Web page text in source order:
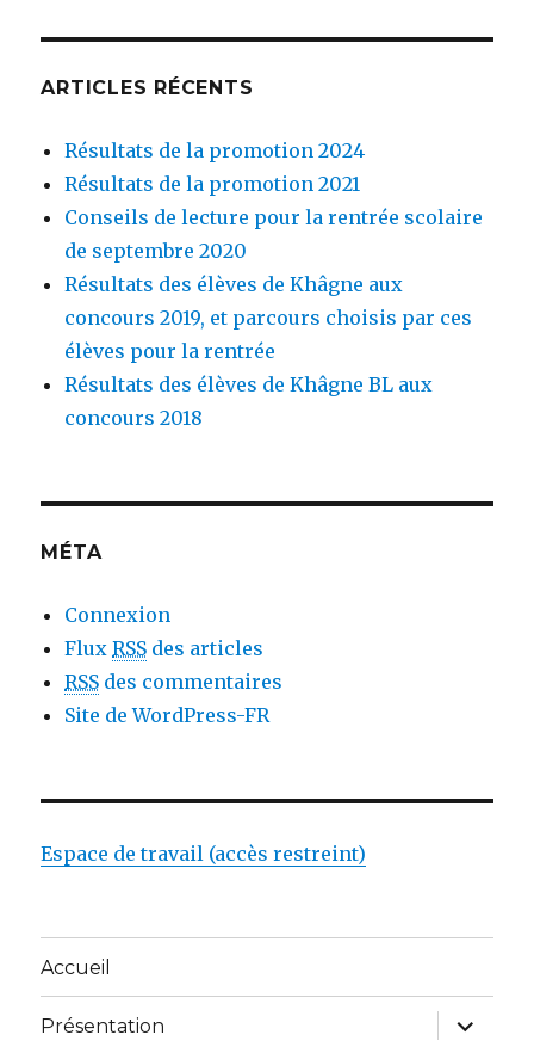
ARTICLES RÉCENTS
Résultats de la promotion 2024
Résultats de la promotion 2021
Conseils de lecture pour la rentrée scolaire
de septembre 2020
Résultats des élèves de Khâgne aux
concours 2019, et parcours choisis par ces
élèves pour la rentrée
Résultats des élèves de Khâgne BL aux
concours 2018
MÉTA
Connexion
FluxRSS des articles
RSS des commentaires
Site de WordPress-FR
Espace de travail (accès restreint)
Accueil
Présentation
ouvrir
le